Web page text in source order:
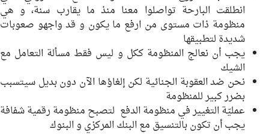
انطلقت البارحة تواصلوا معنا منذ ما يقارب سنة، و هي
منظومة ذات مستوى من ارفع ما يكون و قد واجهو صعوبات
شديدة لتطبيقها
يجب أن نعالج المنظومة ككل و ليس فقط مسألة التعامل مع
الشيك
نحن ضد العقوبة الجنائية لكن إلغاؤها الآن دون بديل سيتسبب
بضرر كبير للمنظومة
عمليّة التغيير في منظومة الدفع لتصبح منظومة رقمية شفافة
يجب أن تكون بالتنسيق مع البنك المركزي و البنوك